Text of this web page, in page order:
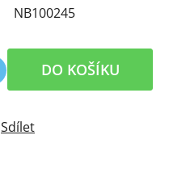
NB100245
DO KOŠÍKU
Sdílet